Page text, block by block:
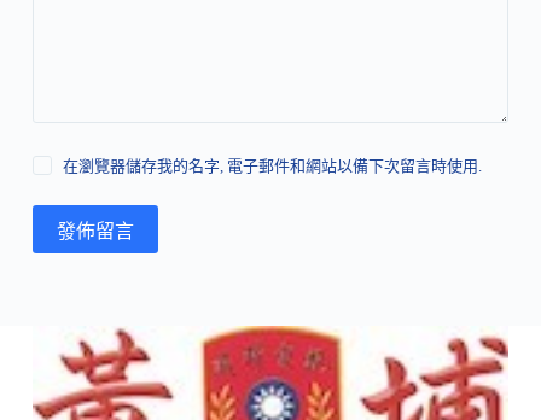
在瀏覽器儲存我的名字, 電子郵件和網站以備下次留言時使用.
發佈留言